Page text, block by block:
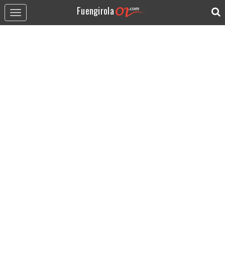
Toggle
navigation
Fuengirola